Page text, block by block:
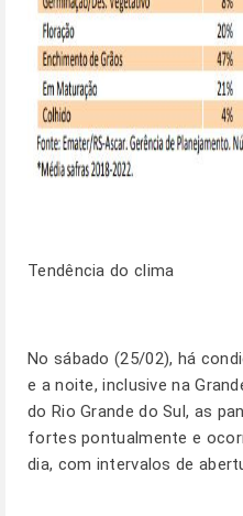
Tendência do clima
No sábado (25/02), há
e a noite, inclusive na
do Rio Grande do Sul, as
fortes pontualmente e
dia, com intervalos de